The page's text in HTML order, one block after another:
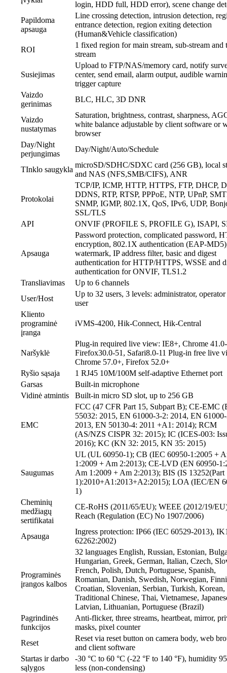
login, HDD full, HDD error), scene change
Papildoma
apsauga
Line crossing detection, intrusion detection,
entrance detection, region exiting detection
(Human&Vehicle classification)
ROI
1 fixed region for main stream, sub-stream and
stream
Susiejimas
Upload to FTP/NAS/memory card, notify
center, send email, alarm output, audible
trigger capture
Vaizdo
gerinimas
BLC, HLC, 3D DNR
Vaizdo
nustatymas
Saturation, brightness, contrast, sharpness,
white balance adjustable by client software or
browser
Day/Night
perjungimas
Day/Night/Auto/Schedule
TInklo saugykla
microSD/SDHC/SDXC card (256 GB), local
and NAS (NFS,SMB/CIFS), ANR
Protokolai
TCP/IP, ICMP, HTTP, HTTPS, FTP, DHCP,
DDNS, RTP, RTSP, PPPoE, NTP, UPnP,
SNMP, IGMP, 802.1X, QoS, IPv6, UDP,
SSL/TLS
API
ONVIF (PROFILE S, PROFILE G), ISAPI,
Apsauga
Password protection, complicated password,
encryption, 802.1X authentication (EAP-
watermark, IP address filter, basic and digest
authentication for HTTP/HTTPS, WSSE and
authentication for ONVIF, TLS1.2
Transliavimas
Up to 6 channels
User/Host
Up to 32 users, 3 levels: administrator, operator
user
Kliento
programinė
įranga
iVMS-4200, Hik-Connect, Hik-Central
Naršyklė
Plug-in required live view: IE8+, Chrome
Firefox30.0-51, Safari8.0-11 Plug-in free live
Chrome 57.0+, Firefox 52.0+
Ryšio sąsaja
1 RJ45 10M/100M self-adaptive Ethernet port
Garsas
Built-in microphone
Vidinė atmintis
Built-in micro SD slot, up to 256 GB
EMC
FCC (47 CFR Part 15, Subpart B); CE-EMC
55032: 2015, EN 61000-3-2: 2014, EN
2013, EN 50130-4: 2011 +A1: 2014); RCM
(AS/NZS CISPR 32: 2015); IC (ICES-003:
2016); KC (KN 32: 2015, KN 35: 2015)
Saugumas
UL (UL 60950-1); CB (IEC 60950-1:2005 +
1:2009 + Am 2:2013); CE-LVD (EN 60950-
Am 1:2009 + Am 2:2013); BIS (IS 13252(Part
1):2010+A1:2013+A2:2015); LOA (IEC/EN
1)
Cheminių
medžiagų
sertifikatai
CE-RoHS (2011/65/EU); WEEE (2012/19/
Reach (Regulation (EC) No 1907/2006)
Apsauga
Ingress protection: IP66 (IEC 60529-2013),
62262:2002)
Programinės
įrangos kalbos
32 languages English, Russian, Estonian,
Hungarian, Greek, German, Italian, Czech,
French, Polish, Dutch, Portuguese, Spanish,
Romanian, Danish, Swedish, Norwegian,
Croatian, Slovenian, Serbian, Turkish, Korean,
Traditional Chinese, Thai, Vietnamese,
Latvian, Lithuanian, Portuguese (Brazil)
Pagrindinės
funkcijos
Anti-flicker, three streams, heartbeat, mirror,
masks, pixel counter
Reset
Reset via reset button on camera body, web
and client software
Startas ir darbo
sąlygos
-30 °C to 60 °C (-22 °F to 140 °F), humidity
less (non-condensing)